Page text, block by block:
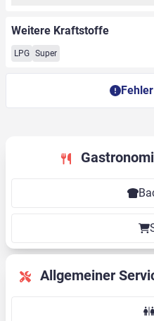
Weitere Kraftstoffe
LPG Super
Allgemeiner